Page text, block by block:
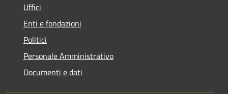
Uffici
Enti e fondazioni
Politici
Personale Amministrativo
Documenti e dati